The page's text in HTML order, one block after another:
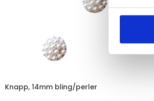
Knapp, 14mm bling/perler